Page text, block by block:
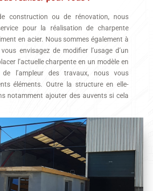
construction ou de rénovation, nous
pour la réalisation de charpente
en acier. Nous sommes également à
envisagez de modifier l’usage d’un
l’actuelle charpente en un modèle en
l’ampleur des travaux, nous vous
éléments. Outre la structure en elle-
notamment ajouter des auvents si cela